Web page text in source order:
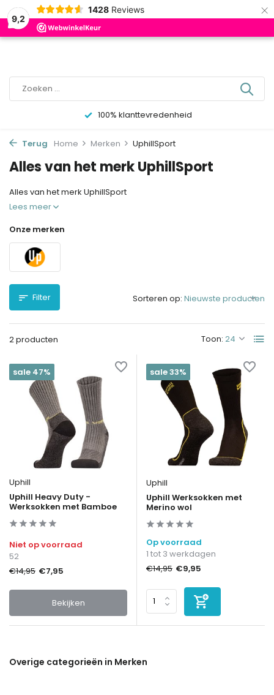
9,2
1428 Reviews ×
0
100% klanttevredenheid
Terug Home Merken UphillSport
Alles van het merk UphillSport
Alles van het merk UphillSport
Lees meer
Onze merken
Filter
2 producten Toon:
Sorteren op:
sale 47%
Uphill
Uphill Heavy Duty -
Werksokken met Bamboe
Niet op voorraad
52
€14,95 €7,95
Bekijken
sale 33%
Uphill
Uphill Werksokken met
Merino wol
Op voorraad
1 tot 3 werkdagen
€14,95 €9,95
Overige categorieën in Merken